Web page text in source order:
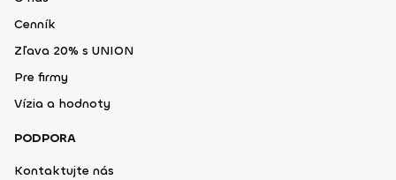
Cenník
Zľava 20% s UNION
Pre firmy
Vízia a hodnoty
PODPORA
Kontaktujte nás